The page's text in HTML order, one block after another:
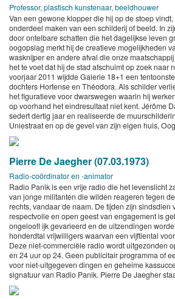
Professor, plastisch kunstenaar, beeldhouwer
Van een gewone klopper die hij op de stoep
onderdeel maken van een schilderij of beeld. In
door ontelbare schatten die het dagelijkse leven
oogopslag merkt hij de creatieve mogelijkheden
wasknijper en andere afval die onze
het te voet dat hij de stad afschuimt op zoek naar
voorjaar 2011 wijdde Galerie 18+1 een
dochters Hortense en Théodora. Als schilder
het figuratieve voor dwarswegen waarin hij
op voorhand het eindresultaat niet kent. Jérôme
sedert dertig jaar en realiseerde de
Uniestraat en op de gevel van zijn eigen huis,
Pierre De Jaegher (07.03.1973)
Radio-coördinator en -animator
Radio Panik is een vrije radio die het levenslicht
van jonge militanten die wilden reageren tegen
rechts, vandaar de naam. De tijden zijn sindsdien
respectvolle en open geest van engagement is
ongeloofl ijk gevarieerd en de uitzendingen
honderdtal vrijwilligers waarvan een vijftiental
Deze niet-commerciële radio wordt uitgezonden
en 24 uur op 24. Geen publicitair programma of
voor niet-uitgegeven dingen en geheime
signatuur van Radio Panik. Pierre De Jaegher